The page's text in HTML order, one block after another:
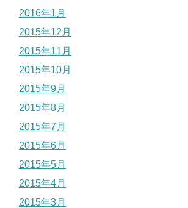
2016年1月
2015年12月
2015年11月
2015年10月
2015年9月
2015年8月
2015年7月
2015年6月
2015年5月
2015年4月
2015年3月